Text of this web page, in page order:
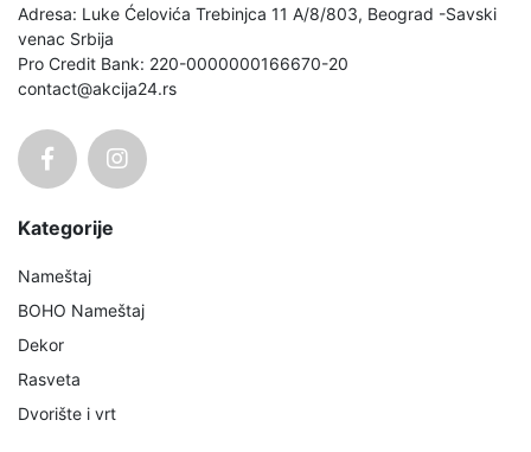
Adresa: Luke Ćelovića Trebinjca 11 A/8/803, Beograd -Savski
venac Srbija
Pro Credit Bank: 220-0000000166670-20
contact@akcija24.rs
Kategorije
Nameštaj
BOHO Nameštaj
Dekor
Rasveta
Dvorište i vrt